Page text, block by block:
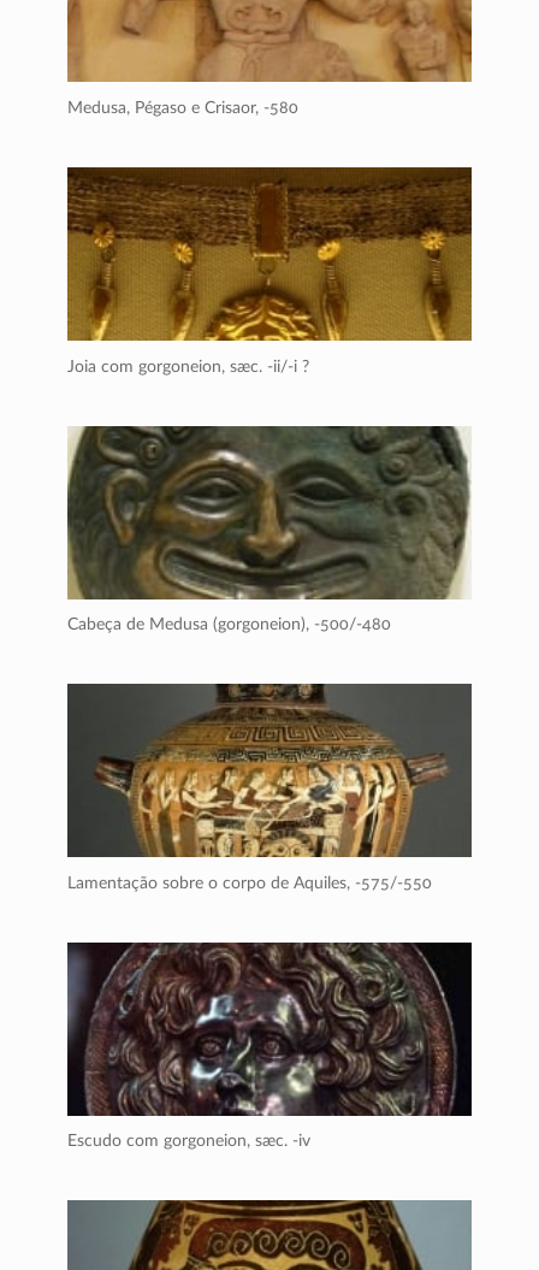
Medusa, Pégaso e Crisaor, -580
Joia com gorgoneion, sæc. -ii/-i ?
Cabeça de Medusa (gorgoneion), -500/-480
Lamentação sobre o corpo de Aquiles, -575/-550
Escudo com gorgoneion, sæc. -iv